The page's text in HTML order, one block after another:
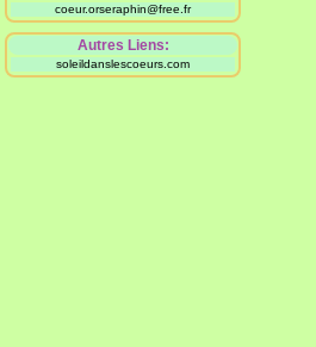
coeur.orseraphin@free.fr
Autres Liens:
soleildanslescoeurs.com